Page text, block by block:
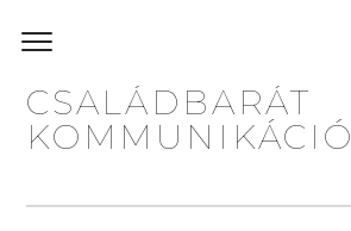
CSALÁDBARÁT
KOMMUNIKÁCIÓ